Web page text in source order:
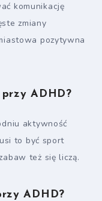
komunikację
zmiany
pozytywna
ADHD?
aktywność
to być sport
też się liczą.
ADHD?